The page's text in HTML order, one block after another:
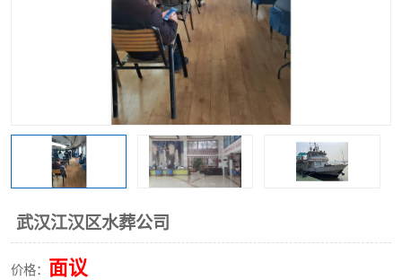
武汉江汉区水葬公司
价格： 面议